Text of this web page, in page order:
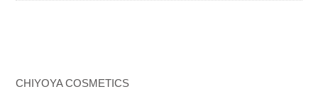
CHIYOYA COSMETICS